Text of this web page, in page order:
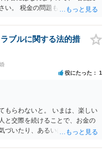
い。 税金の問題もありますの
護士に直接相談して、アドバイ
参考にしていただければ幸いで
ブルに関する法的措
役にたった 1
もらわないと。 いまは、楽しい
と交際を続けることで、お金の
づいたり、あるいは、飽きると